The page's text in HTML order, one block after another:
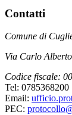
Contatti
Comune di
Via Carlo
Codice fiscale:
Tel: 0785368200
Email:
PEC: